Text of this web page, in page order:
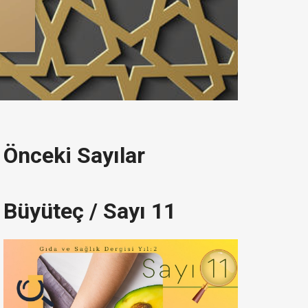
Önceki Sayılar
Büyüteç / Sayı 11